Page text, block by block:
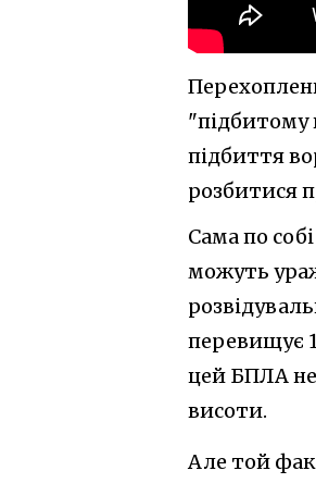
"підбитому
підбиття
розбитися
Сама по
можуть
перевищує
цей БПЛА
висоти.
Але той